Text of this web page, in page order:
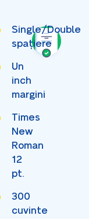
Single/Double
spațiere
Un
inch
margini
Times
New
Roman
12
pt.
300
cuvinte